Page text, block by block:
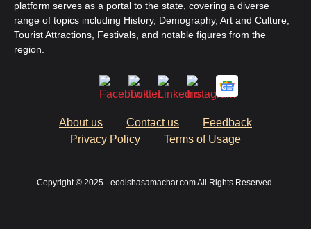
platform serves as a portal to the state, covering a diverse
range of topics including History, Demography, Art and Culture,
Tourist Attractions, Festivals, and notable figures from the
region.
About us Contact us
Feedback
Privacy Policy
Terms of Usage
Copyright © 2025 - eodishasamachar.com All Rights Reserved.